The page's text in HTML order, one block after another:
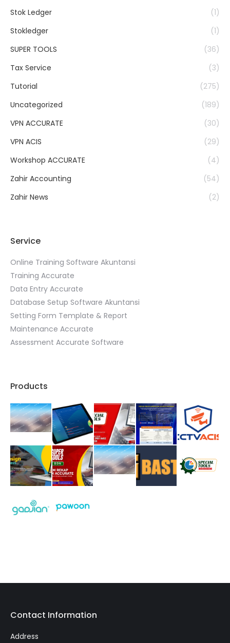
Stok Ledger
(1)
Stokledger
(1)
SUPER TOOLS
(36)
Tax Service
(3)
Tutorial
(275)
Uncategorized
(189)
VPN ACCURATE
(30)
VPN ACIS
(29)
Workshop ACCURATE
(4)
Zahir Accounting
(54)
Zahir News
(2)
Service
Online Training Software Akuntansi
Training Accurate
Data Entry Accurate
Database Setup Software Akuntansi
Setting Form Template & Report
Maintenance Accurate
Assessment Accurate Software
Products
Contact Information
Address